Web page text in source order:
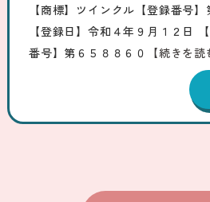
【商標】ツインクル【登録番号
【登録日】令和４年９月１２日
番号】第６５８８６０
【続きを読